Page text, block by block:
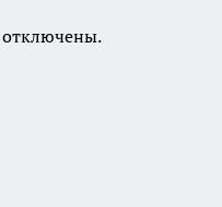
отключены.